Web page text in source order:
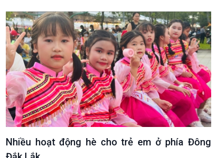
Nhiều hoạt động hè cho trẻ em ở phía Đông